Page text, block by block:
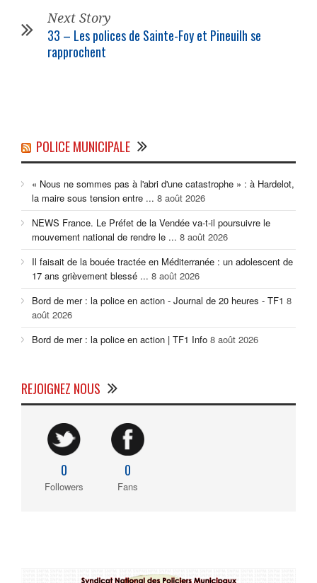
Next Story
33 – Les polices de Sainte-Foy et Pineuilh se
rapprochent
POLICE MUNICIPALE
« Nous ne sommes pas à l'abri d'une catastrophe » : à Hardelot,
la maire sous tension entre ... 8 août 2026
NEWS France. Le Préfet de la Vendée va-t-il poursuivre le
mouvement national de rendre le ... 8 août 2026
Il faisait de la bouée tractée en Méditerranée : un adolescent de
17 ans grièvement blessé ... 8 août 2026
Bord de mer : la police en action - Journal de 20 heures - TF1 8
août 2026
Bord de mer : la police en action | TF1 Info 8 août 2026
REJOIGNEZ NOUS
0
Followers
0
Fans